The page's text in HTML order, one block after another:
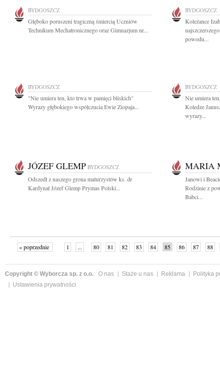
BYDGOSZCZ
Głęboko poruszeni tragiczną śmiercią Uczniów
Technikum Mechatronicznego oraz Gimnazjum nr...
BYDGOSZCZ
Koleżance
powodu...
BYDGOSZCZ
"Nie umiera ten, kto trwa w pamięci bliskich"
Wyrazy głębokiego współczucia Ewie Ziopaja...
BYDGOSZCZ
Nie umiera
Koledze
wyrazy...
JÓZEF GLEMP BYDGOSZCZ
Odszedł z naszego grona maturzystów ks. dr
Kardynał Józef Glemp Prymas Polski...
MARIA
Janowi i
Rodzinie z
Babci...
« poprzednie 1 ... 80 81 82 83 84 85 86 87
88
Copyright © Wyborcza sp. z o.o. O nas Staże u nas Reklama
Polityka
Ustawienia prywatności